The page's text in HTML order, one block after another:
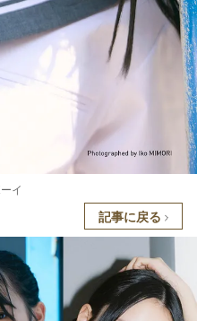
イ
記事に戻る